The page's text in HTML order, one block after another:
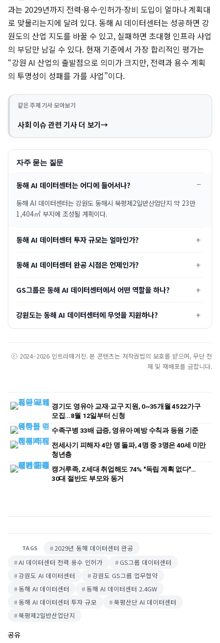
과는 2029년까지 전력·용수·인허가·장비 도입이 얼마나 계획대
로 맞물리는지에 달려 있다. 동해 AI 데이터센터는 성공하면 강
원도의 산업 지도를 바꿀 수 있고, 실패하면 초대형 인프라 사업
의 부담만 남길 수 있다. 현재 기준에서 가장 합리적인 평가는
“강원 AI 산업의 출발점으로 의미가 크지만, 전력과 용수 계획
의 투명성이 성패를 가를 사업”이다.
같은 주제 기사 모아보기
사회 이슈 관련 기사 더 보기
자주 묻는 질문
동해 AI 데이터센터는 어디에 들어서나?
동해 AI 데이터센터는 강원도 동해시 북평제2일반산업단지 약 23만
1,404㎡ 부지에 조성될 계획이다.
동해 AI 데이터센터 투자 규모는 얼마인가?
동해 AI 데이터센터 완공 시점은 언제인가?
GS그룹은 동해 AI 데이터센터에서 어떤 역할을 하나?
강원도는 동해 AI 데이터센터에 무엇을 지원하나?
ⓒ 2024–2026 인트라매거진. 본 콘텐츠는 저작권법의 보호를 받으며, 무단 전
재 및 재배포를 금합니다.
경기도 영유아 교재·교구 지원, 0~35개월 4522가구
모집...8월 12일부터 신청
수족구병 33배 급증, 영유아 예방 수칙과 등원 기준
전세사기 피해자 4만 명 돌파, 4명 중 3명은 40세 미만
청년층
캥거루족, Z세대 취업해도 74% "독립 계획 없다"…
30대 절반도 부모와 동거
TAGS
2029년 동해 데이터센터 완공
AI 데이터센터 전력 용수 인허가
GS그룹 데이터센터
강원도 AI 데이터센터
강원도 GS그룹 업무협약
동해 AI 데이터센터
동해 AI 데이터센터 2.4GW
동해 AI 데이터센터 투자 규모
북평산단 AI 데이터센터
북평제2일반산업단지
공유